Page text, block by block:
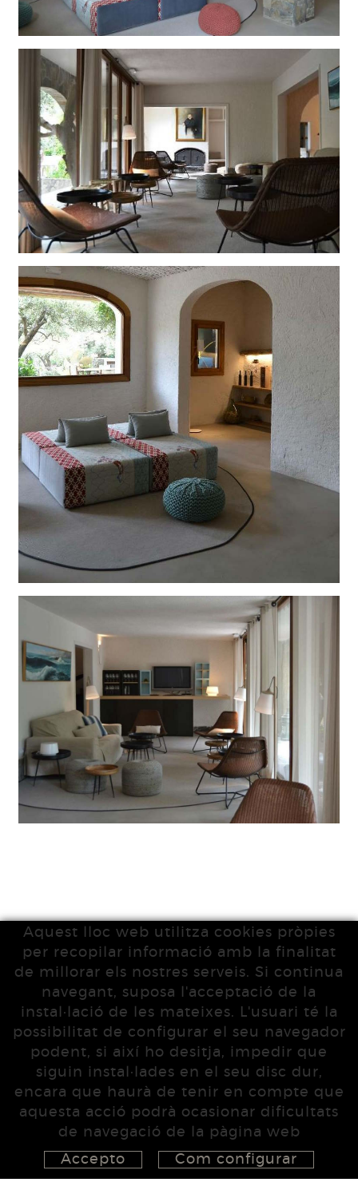
Aquest lloc web utilitza cookies pròpies
per recopilar informació amb la finalitat
de millorar els nostres serveis. Si continua
navegant, suposa l'acceptació de la
instal·lació de les mateixes. L'usuari té la
possibilitat de configurar el seu navegador
podent, si així ho desitja, impedir que
siguin instal·lades en el seu disc dur,
encara que haurà de tenir en compte que
aquesta acció podrà ocasionar dificultats
de navegació de la pàgina web
Accepto
Com configurar